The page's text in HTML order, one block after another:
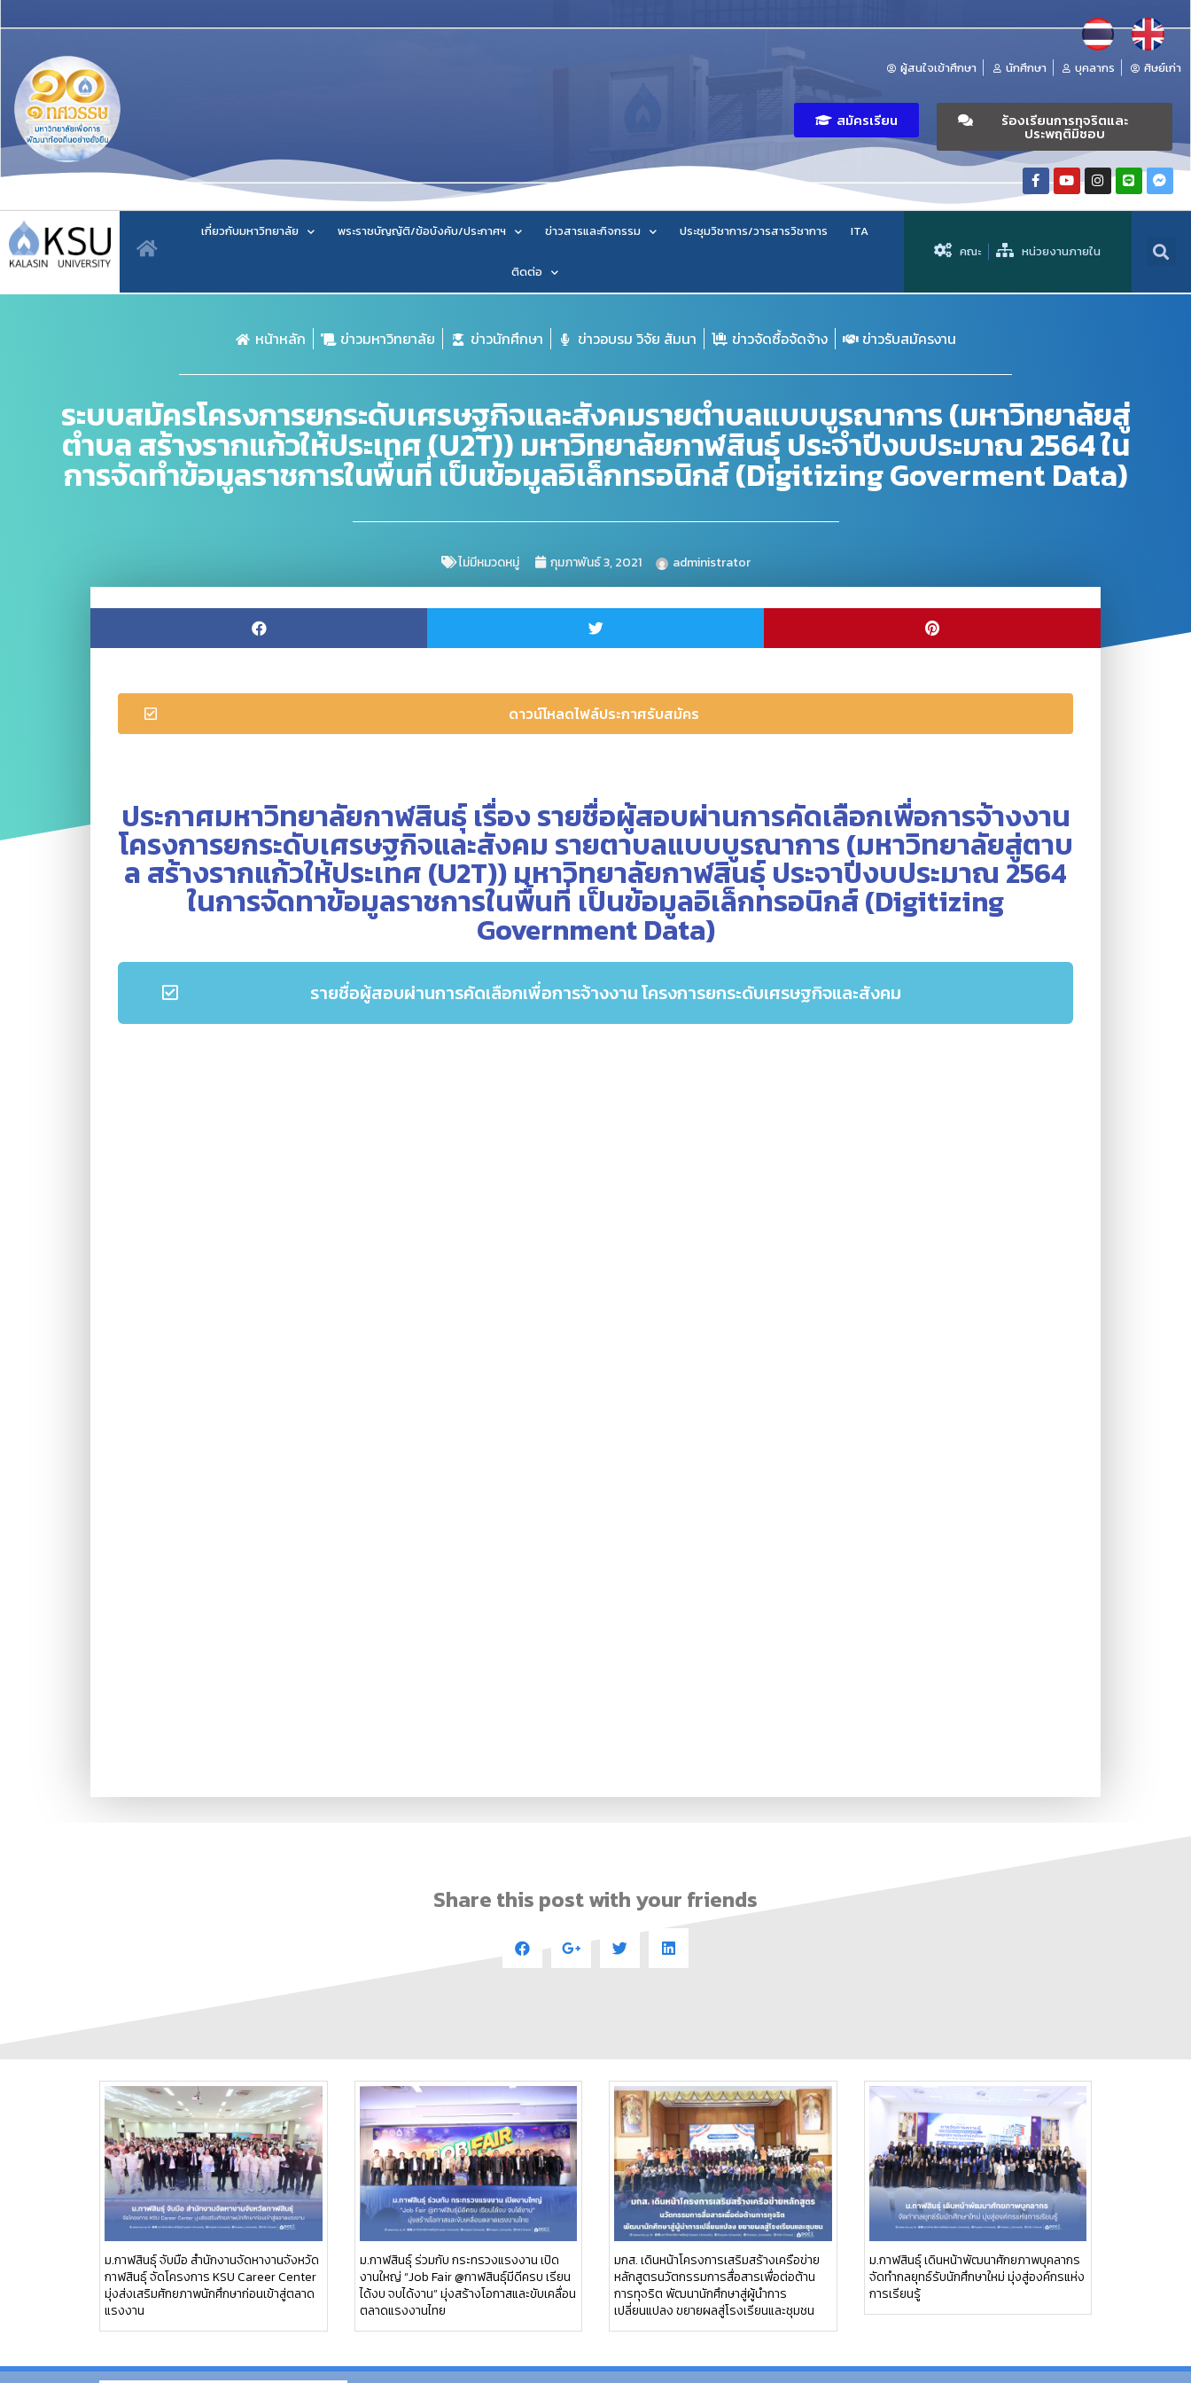
ผู้สนใจเข้าศึกษา นักศึกษา บุคลากร ศิษย์เก่า
สมัครเรียน ร้องเรียนการทุจริตและ
ประพฤติมิชอบ
เกี่ยวกับมหาวิทยาลัย พระราชบัญญัติ/ข้อบังคับ/ประกาศฯ ข่าวสารและกิจกรรม ประชุมวิชาการ/วารสารวิชาการ ITA
ติดต่อ
คณะ หน่วยงานภายใน
หน้าหลัก ข่าวมหาวิทยาลัย ข่าวนักศึกษา ข่าวอบรม วิจัย สัมนา ข่าวจัดซื้อจัดจ้าง ข่าวรับสมัครงาน
ระบบสมัครโครงการยกระดับเศรษฐกิจและสังคมรายตำบลแบบบูรณาการ (มหาวิทยาลัยสู่
ตำบล สร้างรากแก้วให้ประเทศ (U2T)) มหาวิทยาลัยกาฬสินธุ์ ประจำปีงบประมาณ 2564 ใน
การจัดทำข้อมูลราชการในพื้นที่ เป็นข้อมูลอิเล็กทรอนิกส์ (Digitizing Goverment Data)
ไม่มีหมวดหมู่ กุมภาพันธ์ 3, 2021 administrator
ดาวน์โหลดไฟล์ประกาศรับสมัคร
ประกาศมหาวิทยาลัยกาฬสินธุ์ เรื่อง รายชื่อผู้สอบผ่านการคัดเลือกเพื่อการจ้างงาน
โครงการยกระดับเศรษฐกิจและสังคม รายตาบลแบบบูรณาการ (มหาวิทยาลัยสู่ตาบ
ล สร้างรากแก้วให้ประเทศ (U2T)) มหาวิทยาลัยกาฬสินธุ์ ประจาปีงบประมาณ 2564
ในการจัดทาข้อมูลราชการในพื้นที่ เป็นข้อมูลอิเล็กทรอนิกส์ (Digitizing
Government Data)
รายชื่อผู้สอบผ่านการคัดเลือกเพื่อการจ้างงาน โครงการยกระดับเศรษฐกิจและสังคม
Share this post with your friends
ม.กาฬสินธุ์ จับมือ สำนักงานจัดหางานจังหวัด
กาฬสินธุ์ จัดโครงการ KSU Career Center
มุ่งส่งเสริมศักยภาพนักศึกษาก่อนเข้าสู่ตลาด
แรงงาน
ม.กาฬสินธุ์ ร่วมกับ กระทรวงแรงงาน เปิด
งานใหญ่ “Job Fair @กาฬสินธุ์มีดีครบ เรียน
ได้งบ จบได้งาน” มุ่งสร้างโอกาสและขับเคลื่อน
ตลาดแรงงานไทย
มกส. เดินหน้าโครงการเสริมสร้างเครือข่าย
หลักสูตรนวัตกรรมการสื่อสารเพื่อต่อต้าน
การทุจริต พัฒนานักศึกษาสู่ผู้นำการ
เปลี่ยนแปลง ขยายผลสู่โรงเรียนและชุมชน
ม.กาฬสินธุ์ เดินหน้าพัฒนาศักยภาพบุคลากร
จัดทำกลยุทธ์รับนักศึกษาใหม่ มุ่งสู่องค์กรแห่ง
การเรียนรู้